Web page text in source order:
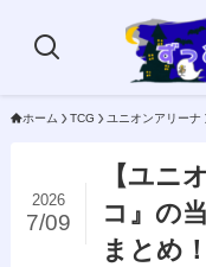
ホーム TCG ユニオンアリーナ
【ユニ
コ』の
まとめ
2026
7/09